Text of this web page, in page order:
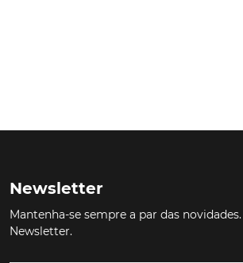
Newsletter
Mantenha-se sempre a par das
Newsletter.